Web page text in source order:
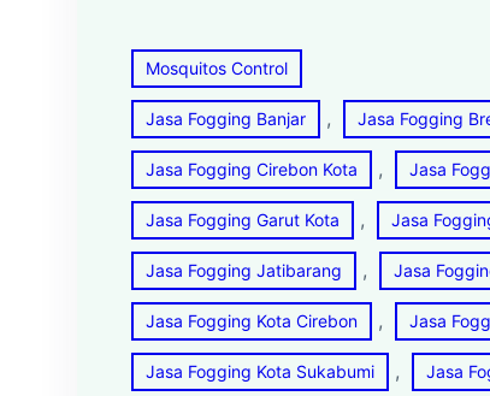
Mosquitos Control
Jasa Fogging Banjar , Jasa Fogging
Jasa Fogging Cirebon Kota , Jasa
Jasa Fogging Garut Kota , Jasa
Jasa Fogging Jatibarang , Jasa
Jasa Fogging Kota Cirebon , Jasa
Jasa Fogging Kota Sukabumi , Jasa